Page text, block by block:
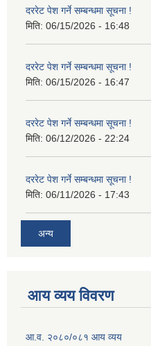
दररेट पेश गर्ने सम्बन्धमा सूचना !
मिति: 06/15/2026 - 16:48
दररेट पेश गर्ने सम्बन्धमा सूचना !
मिति: 06/15/2026 - 16:47
दररेट पेश गर्ने सम्बन्धमा सूचना !
मिति: 06/12/2026 - 22:24
दररेट पेश गर्ने सम्बन्धमा सूचना !
मिति: 06/11/2026 - 17:43
अन्य
आय व्यय विवरण
आ.व. २०८०/०८१ आय व्यय